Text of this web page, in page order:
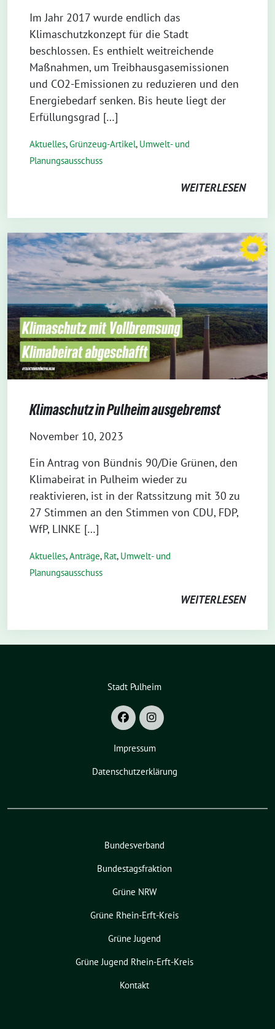
Im Jahr 2017 wurde endlich das
Klimaschutzkonzept für die Stadt
beschlossen. Es enthielt weitreichende
Maßnahmen, um Treibhausgasemissionen
und CO2-Emissionen zu reduzieren und den
Energiebedarf senken. Bis heute liegt der
Erfüllungsgrad […]
Aktuelles,Grünzeug-Artikel, Umwelt- und
Planungsausschuss
WEITERLESEN
Klimaschutz in Pulheim ausgebremst
November 10, 2023
Ein Antrag von Bündnis 90/Die Grünen, den
Klimabeirat in Pulheim wieder zu
reaktivieren, ist in der Ratssitzung mit 30 zu
27 Stimmen an den Stimmen von CDU, FDP,
WfP, LINKE […]
Aktuelles,Anträge, Rat, Umwelt- und
Planungsausschuss
WEITERLESEN
Stadt Pulheim
Impressum
Datenschutzerklärung
Bundesverband
Bundestagsfraktion
Grüne NRW
Grüne Rhein-Erft-Kreis
Grüne Jugend
Grüne Jugend Rhein-Erft-Kreis
Kontakt